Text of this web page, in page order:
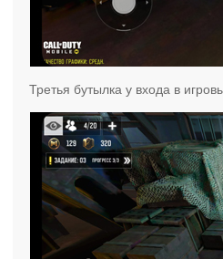
Третья бутылка у входа в